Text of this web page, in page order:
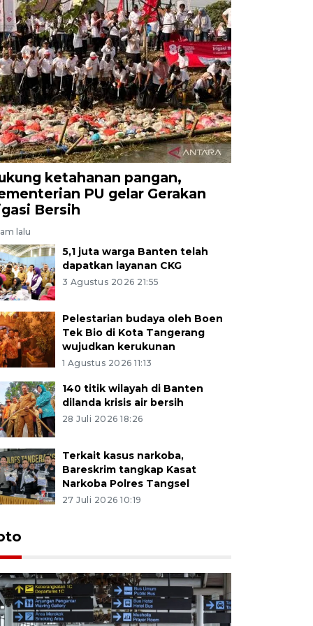
ketahanan pangan,
PU gelar Gerakan
Bersih
lalu
5,1 juta warga Banten telah
dapatkan layanan CKG
3 Agustus 2026 21:55
Pelestarian budaya oleh Boen
Tek Bio di Kota Tangerang
wujudkan kerukunan
1 Agustus 2026 11:13
140 titik wilayah di Banten
dilanda krisis air bersih
28 Juli 2026 18:26
Terkait kasus narkoba,
Bareskrim tangkap Kasat
Narkoba Polres Tangsel
27 Juli 2026 10:19